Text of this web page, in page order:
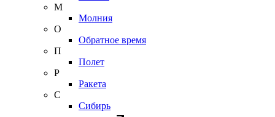
М
Молния
О
Обратное время
П
Полет
Р
Ракета
С
Сибирь